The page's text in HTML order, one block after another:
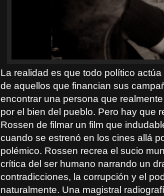
La realidad es que todo político
de aquellos que financian sus
encontrar una persona que
por el bien del pueblo. Pero hay que
Rossen de filmar un film que
cuando se estrenó en los cines allá
polémico. Rossen recrea el sucio
crítica del ser humano narrando un
contradicciones, la corrupción y el
naturalmente. Una magistral